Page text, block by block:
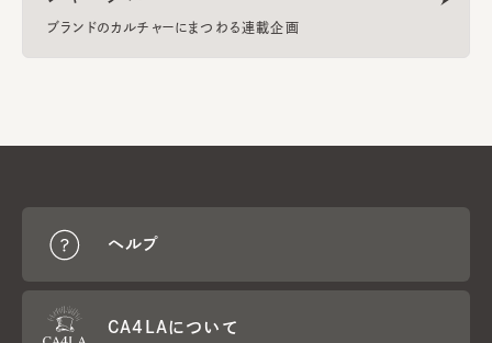
ブランドのカルチャーにまつわる連載企画
ヘルプ
CA4LAについて